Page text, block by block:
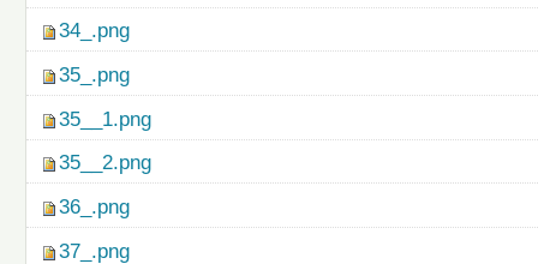
34_.png
35_.png
35__1.png
35__2.png
36_.png
37_.png